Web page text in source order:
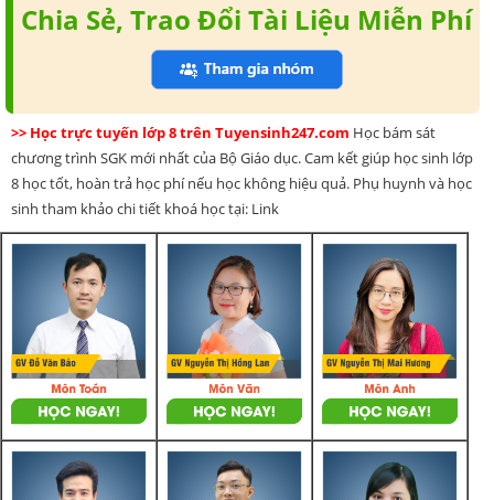
Chia Sẻ, Trao Đổi Tài Liệu Miễn Phí
>> Học trực tuyến lớp 8 trên Tuyensinh247.com Học bám sát
chương trình SGK mới nhất của Bộ Giáo dục. Cam kết giúp học sinh lớp
8 học tốt, hoàn trả học phí nếu học không hiệu quả. Phụ huynh và học
sinh tham khảo chi tiết khoá học tại: Link